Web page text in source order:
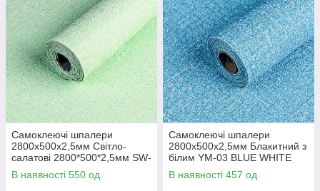
Самоклеючі шпалери
2800х500х2,5мм Світло-
салатові 2800*500*2,5мм SW-
00001159
В наявності 550 од.
Самоклеючі шпалери
2800х500х2,5мм Блакитний з
білим YM-03 BLUE WHITE
SW-00001326
В наявності 457 од.